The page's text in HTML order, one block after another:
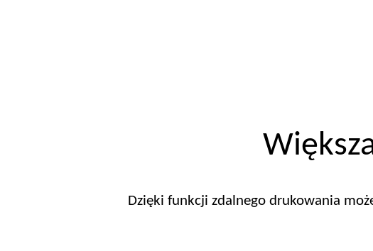
Dzięki funkcji zdalnego drukowania